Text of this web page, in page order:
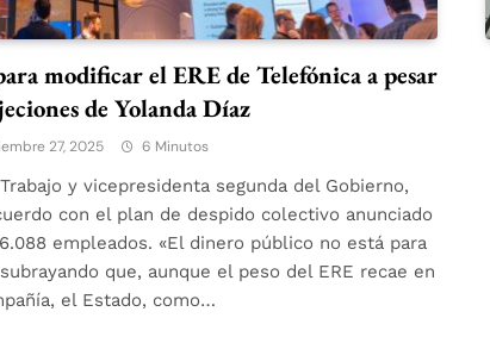
modificar el ERE de Telefónica a pesar
de Yolanda Díaz
27, 2025 6 Minutos
y vicepresidenta segunda del Gobierno,
con el plan de despido colectivo anunciado
empleados. «El dinero público no está para
que, aunque el peso del ERE recae en
el Estado, como…